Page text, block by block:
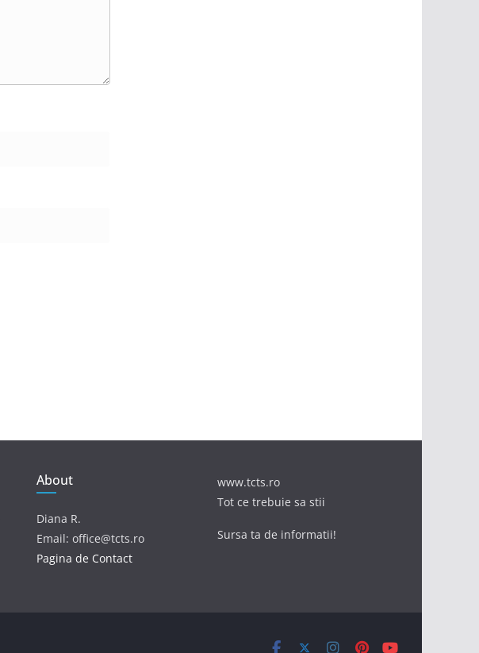
About
Diana R.
Email: office@tcts.ro
Pagina de Contact
www.tcts.ro
Tot ce trebuie sa stii
Sursa ta de informatii!